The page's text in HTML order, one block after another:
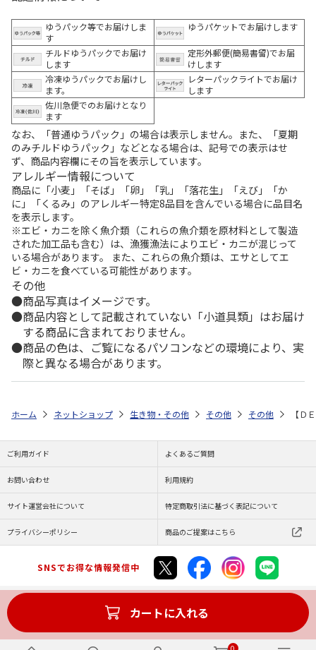
ゆうパック等でお届けしま
す
ゆうパケットでお届けします
チルドゆうパックでお届け
します
定形外郵便(簡易書留)でお届
けします
冷凍ゆうパックでお届けし
ます。
レターパックライトでお届け
します
佐川急便でのお届けとなり
ます
なお、「普通ゆうパック」の場合は表示しません。また、「夏期
のみチルドゆうパック」などとなる場合は、記号での表示はせ
ず、商品内容欄にその旨を表示しています。
アレルギー情報について
商品に「小麦」「そば」「卵」「乳」「落花生」「えび」「か
に」「くるみ」のアレルギー特定8品目を含んでいる場合に品目名
を表示します。
※エビ・カニを除く魚介類（これらの魚介類を原材料として製造
された加工品も含む）は、漁獲漁法によりエビ・カニが混じって
いる場合があります。 また、これらの魚介類は、エサとしてエ
ビ・カニを食べている可能性があります。
その他
商品写真はイメージです。
商品内容として記載されていない「小道具類」はお届け
する商品に含まれておりません。
商品の色は、ご覧になるパソコンなどの環境により、実
際と異なる場合があります。
カートに入れる
ホーム ネットショップ 生き物・その他 その他 その他 【Ｄ
ご利用ガイド よくあるご質問
お問い合わせ 利用規約
サイト運営会社について 特定商取引法に基づく表記について
プライバシーポリシー 商品のご提案はこちら
SNSでお得な情報発信中